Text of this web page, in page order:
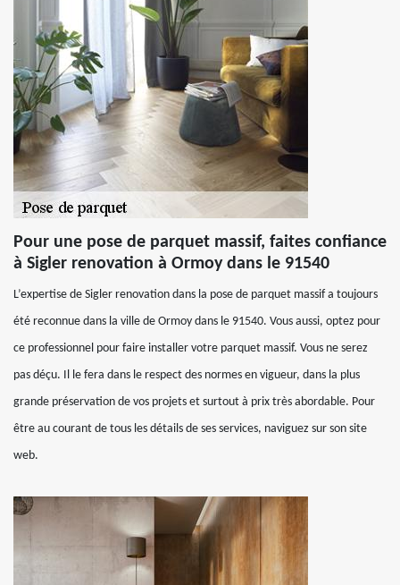
Pour une pose de parquet massif, faites confiance
à Sigler renovation à Ormoy dans le 91540
L’expertise de Sigler renovation dans la pose de parquet massif a toujours
été reconnue dans la ville de Ormoy dans le 91540. Vous aussi, optez pour
ce professionnel pour faire installer votre parquet massif. Vous ne serez
pas déçu. Il le fera dans le respect des normes en vigueur, dans la plus
grande préservation de vos projets et surtout à prix très abordable. Pour
être au courant de tous les détails de ses services, naviguez sur son site
web.